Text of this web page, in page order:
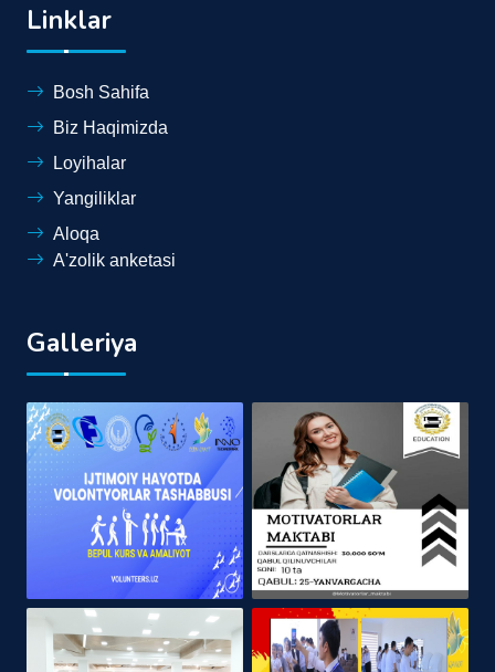
Linklar
Bosh Sahifa
Biz Haqimizda
Loyihalar
Yangiliklar
Aloqa
A'zolik anketasi
Galleriya